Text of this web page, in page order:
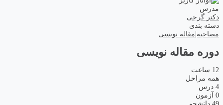
مدرس
دکتر گرجی
دسته بندی
مصاحبه مقاله نویسی
دوره مقاله نویسی
12 ساعت
همه مراحل
4 درس
0 آزمون